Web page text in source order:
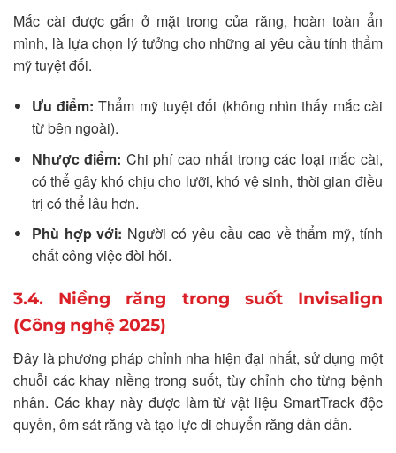
Mắc cài được gắn ở mặt trong của răng, hoàn toàn ẩn
mình, là lựa chọn lý tưởng cho những ai yêu cầu tính thẩm
mỹ tuyệt đối.
Ưu điểm: Thẩm mỹ tuyệt đối (không nhìn thấy mắc cài
từ bên ngoài).
Nhược điểm: Chi phí cao nhất trong các loại mắc cài,
có thể gây khó chịu cho lưỡi, khó vệ sinh, thời gian điều
trị có thể lâu hơn.
Phù hợp với: Người có yêu cầu cao về thẩm mỹ, tính
chất công việc đòi hỏi.
3.4. Niềng răng trong suốt Invisalign
(Công nghệ 2025)
Đây là phương pháp chỉnh nha hiện đại nhất, sử dụng một
chuỗi các khay niềng trong suốt, tùy chỉnh cho từng bệnh
nhân. Các khay này được làm từ vật liệu SmartTrack độc
quyền, ôm sát răng và tạo lực di chuyển răng dần dần.